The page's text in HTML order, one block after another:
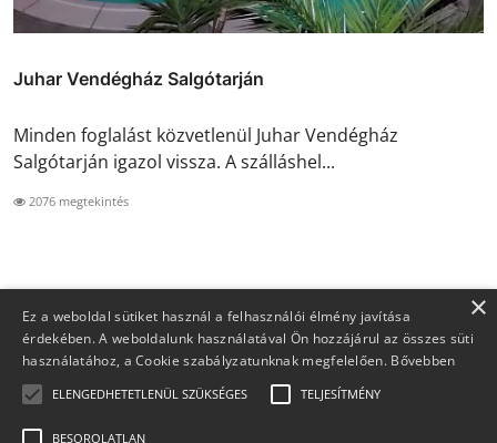
Juhar Vendégház Salgótarján
Minden foglalást közvetlenül Juhar Vendégház
Salgótarján igazol vissza. A szálláshel...
2076 megtekintés
×
Ez a weboldal sütiket használ a felhasználói élmény javítása
érdekében. A weboldalunk használatával Ön hozzájárul az összes süti
használatához, a Cookie szabályzatunknak megfelelően. Bővebben
ELENGEDHETETLENÜL SZÜKSÉGES TELJESÍTMÉNY
BESOROLATLAN